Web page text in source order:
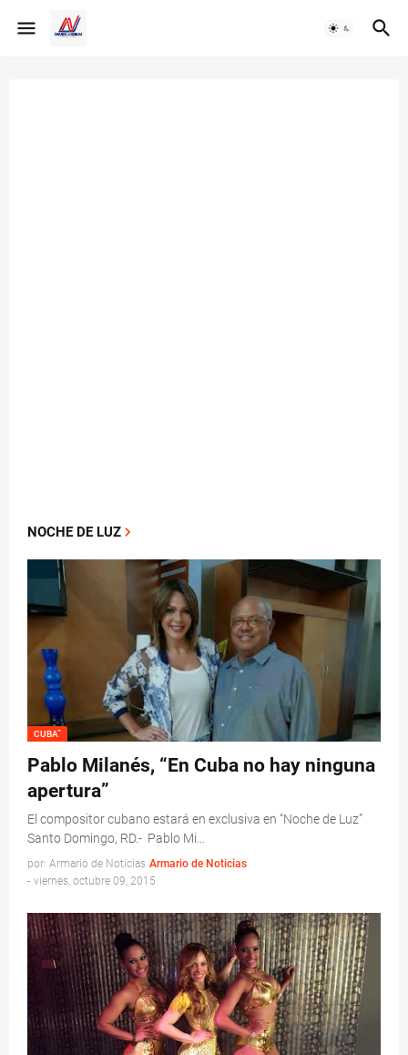
CUBA”
Pablo Milanés, “En Cuba no hay ninguna
apertura”
El compositor cubano estará en exclusiva en “Noche de Luz”
Santo Domingo, RD.- Pablo Mi…
por: Armario de Noticias Armario de Noticias
- viernes, octubre 09, 2015